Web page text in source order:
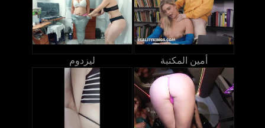
ليزدوم أمين المكتبة